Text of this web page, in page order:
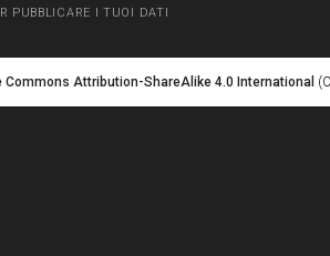
PUBBLICARE I TUOI DATI
Commons Attribution-ShareAlike 4.0 International